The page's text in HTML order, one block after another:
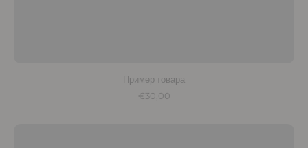
Пример товара
€30,00